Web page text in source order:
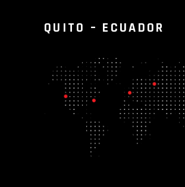
QUITO – ECUADOR